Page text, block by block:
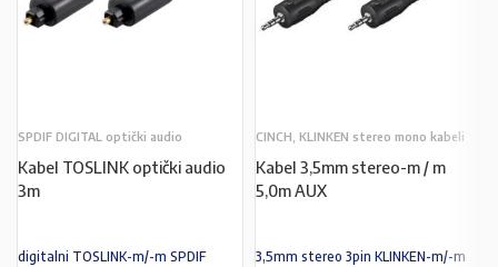
SPDIF DIGITAL optički audio
Kabel TOSLINK optički audio
3m
digitalni TOSLINK-m/-m SPDIF
CINCH, KLINKEN stereo mono kabeli
Kabel 3,5mm stereo-m / m
5,0m AUX
3,5mm stereo 3pin KLINKEN-m/-m